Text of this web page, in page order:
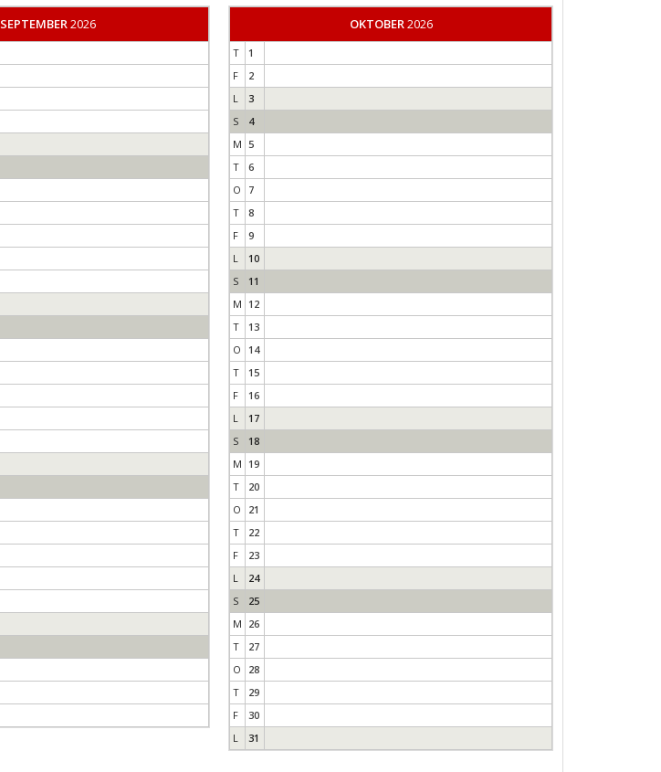
SEPTEMBER2026 OKTOBER2026
T
1
F
2
L
3
S
4
M 5
T
6
O
7
T
8
F
9
L
10
S
11
M 12
T
13
O
14
T
15
F
16
L
17
S
18
M 19
T
20
O
21
T
22
F
23
L
24
S
25
M 26
T
27
O
28
T
29
F
30
L
31